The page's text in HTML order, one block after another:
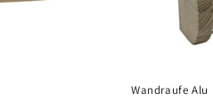
Wandraufe Alu